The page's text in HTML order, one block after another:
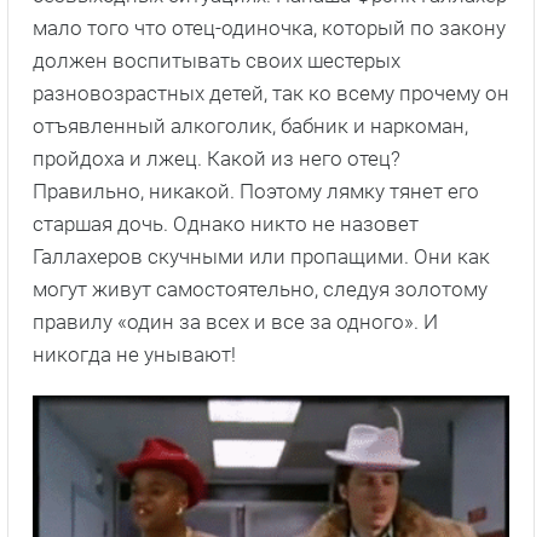
мало того что отец-одиночка, который по закону
должен воспитывать своих шестерых
разновозрастных детей, так ко всему прочему он
отъявленный алкоголик, бабник и наркоман,
пройдоха и лжец. Какой из него отец?
Правильно, никакой. Поэтому лямку тянет его
старшая дочь. Однако никто не назовет
Галлахеров скучными или пропащими. Они как
могут живут самостоятельно, следуя золотому
правилу «один за всех и все за одного». И
никогда не унывают!